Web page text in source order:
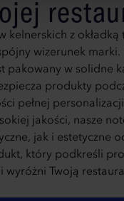
kelnerskich z okładką
wizerunek marki.
pakowany w solidne
produkty
pełnej
jakości, nasze
jak i estetyczne
który podkreśli
i wyróżni Twoją